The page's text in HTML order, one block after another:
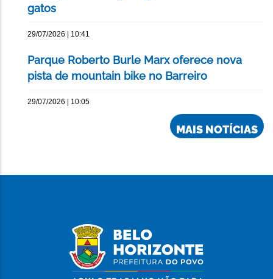
gatos
29/07/2026 | 10:41
Parque Roberto Burle Marx oferece nova
pista de mountain bike no Barreiro
29/07/2026 | 10:05
MAIS NOTÍCIAS